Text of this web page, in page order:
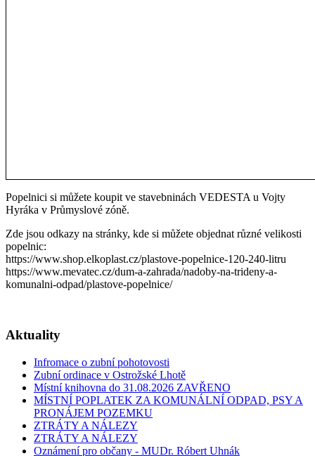
Popelnici si můžete koupit ve stavebninách VEDESTA u Vojty
Hyráka v Průmyslové zóně.
Zde jsou odkazy na stránky, kde si můžete objednat různé velikosti
popelnic:
https://www.shop.elkoplast.cz/plastove-popelnice-120-240-litru
https://www.mevatec.cz/dum-a-zahrada/nadoby-na-trideny-a-
komunalni-odpad/plastove-popelnice/
Aktuality
Infromace o zubní pohotovosti
Zubní ordinace v Ostrožské Lhotě
Místní knihovna do 31.08.2026 ZAVŘENO
MÍSTNÍ POPLATEK ZA KOMUNÁLNÍ ODPAD, PSY A
PRONÁJEM POZEMKU
ZTRÁTY A NÁLEZY
ZTRÁTY A NÁLEZY
Oznámení pro občany - MUDr. Róbert Uhnák